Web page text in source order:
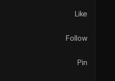
Like
Follow
Pin